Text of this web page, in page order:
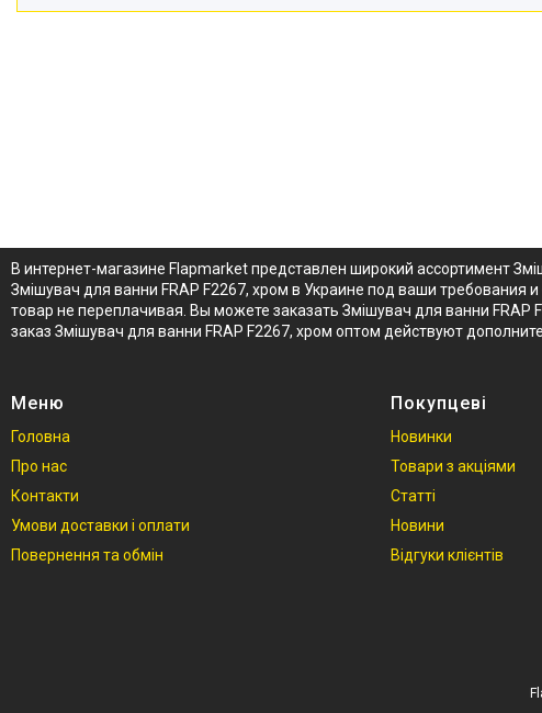
В интернет-магазине Flapmarket представлен широкий ассортимент
Змішувач для ванни FRAP F2267, хром в Украине под ваши требования
товар не переплачивая. Вы можете заказать Змішувач для ванни
заказ Змішувач для ванни FRAP F2267, хром оптом действуют
Меню
Головна
Про нас
Контакти
Умови доставки і оплати
Повернення та обмін
Покупцеві
Новинки
Товари з акціями
Статті
Новини
Відгуки клієнтів